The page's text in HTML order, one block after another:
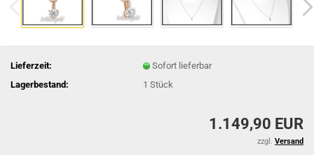
Lieferzeit:
Sofort lieferbar
Lagerbestand:
1Stück
1.149,90 EUR
zzgl. Versand